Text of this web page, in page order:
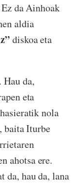
da Ainhoak
aldia
diskoa eta
Hau da,
eta
nola
baita Iturbe
ahotsa ere.
da, hau da, lana